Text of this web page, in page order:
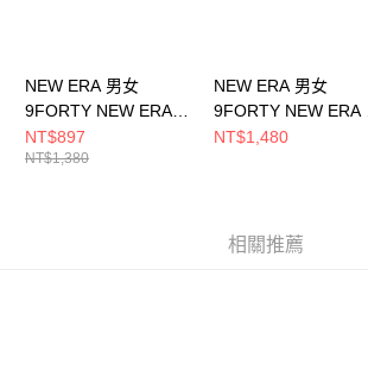
NEW ERA 男女
9FORTY NEW ERA
9FORTY NE 白
NE14499988
NT$897
NT$1,380
NEW ERA 男女
9FORTY NEW ERA X
TW NE14329736
NT$1,480
相關推薦